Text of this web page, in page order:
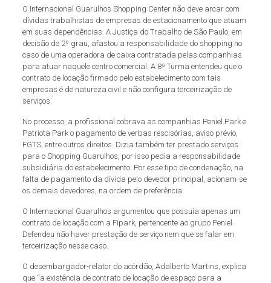
O Internacional Guarulhos Shopping Center não deve arcar com
dívidas trabalhistas de empresas de estacionamento que atuam
em suas dependências. A Justiça do Trabalho de São Paulo, em
decisão de 2º grau, afastou a responsabilidade do shopping no
caso de uma operadora de caixa contratada pelas companhias
para atuar naquele centro comercial. A 8ª Turma entendeu que o
contrato de locação firmado pelo estabelecimento com tais
empresas é de natureza civil e não configura terceirização de
serviços.
No processo, a profissional cobrava as companhias Peniel Park e
Patriota Park o pagamento de verbas rescisórias, aviso prévio,
FGTS, entre outros direitos. Dizia também ter prestado serviços
para o Shopping Guarulhos, por isso pedia a responsabilidade
subsidiária do estabelecimento. Por esse tipo de condenação, na
falta de pagamento da dívida pelo devedor principal, acionam-se
os demais devedores, na ordem de preferência.
O Internacional Guarulhos argumentou que possuía apenas um
contrato de locação com a Fipark, pertencente ao grupo Peniel.
Defendeu não haver prestação de serviço nem que se falar em
terceirização nesse caso.
O desembargador-relator do acórdão, Adalberto Martins, explica
que “a existência de contrato de locação de espaço para a